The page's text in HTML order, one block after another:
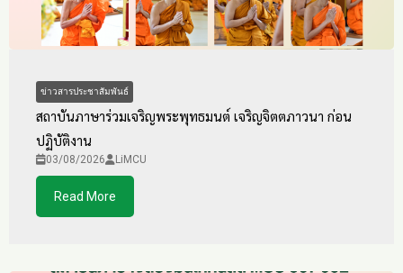
ข่าวสารประชาสัมพันธ์
สถาบันภาษาร่วมเจริญพระพุทธมนต์ เจริญจิตตภาวนา ก่อน
ปฏิบัติงาน
03/08/2026 LiMCU
Read More